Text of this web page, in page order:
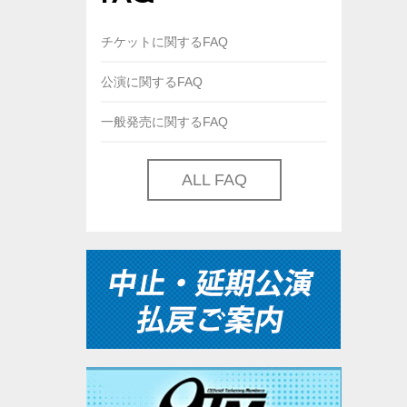
チケットに関するFAQ
公演に関するFAQ
一般発売に関するFAQ
ALL FAQ